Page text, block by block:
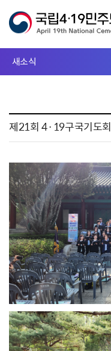
새소식
제21회 4·19구국기도회